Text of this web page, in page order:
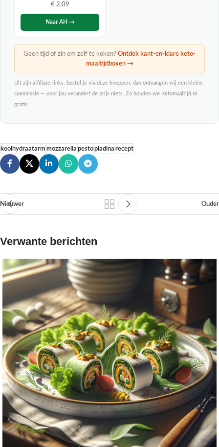
€ 2,09
Naar AH →
Geen tijd of zin om zelf te koken? Ontdek kant-en-klare keto-
maaltijdboxen →
Dit zijn affiliate-links: bestel je via deze knoppen, dan ontvangen wij een kleine
commissie — voor jou verandert de prijs niets. Zo houden we Ketomaaltijd.nl
gratis.
koolhydraatarm mozzarella pestopiadina recept
Nieuwer Ouder
Verwante berichten